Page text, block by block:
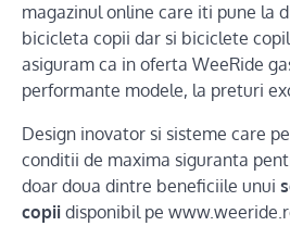
magazinul online care iti pune la
bicicleta copii dar si biciclete
asiguram ca in oferta WeeRide
performante modele, la preturi
Design inovator si sisteme care
conditii de maxima siguranta
doar doua dintre beneficiile unui
copii disponibil pe